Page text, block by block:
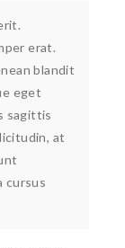
erat.
blandit
eget
sagittis
at
cursus